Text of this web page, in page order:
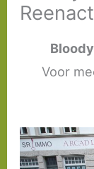
Voor